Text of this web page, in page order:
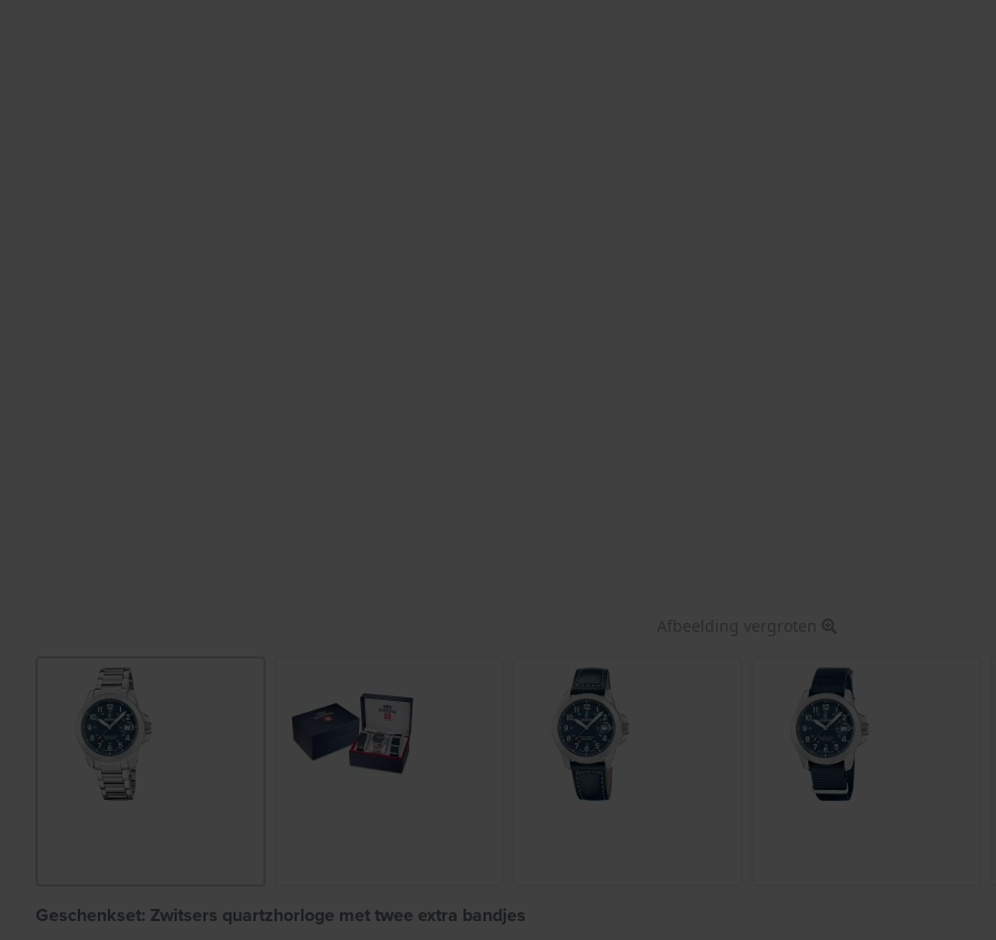
Afbeelding vergroten
Geschenkset: Zwitsers quartzhorloge met twee extra bandjes